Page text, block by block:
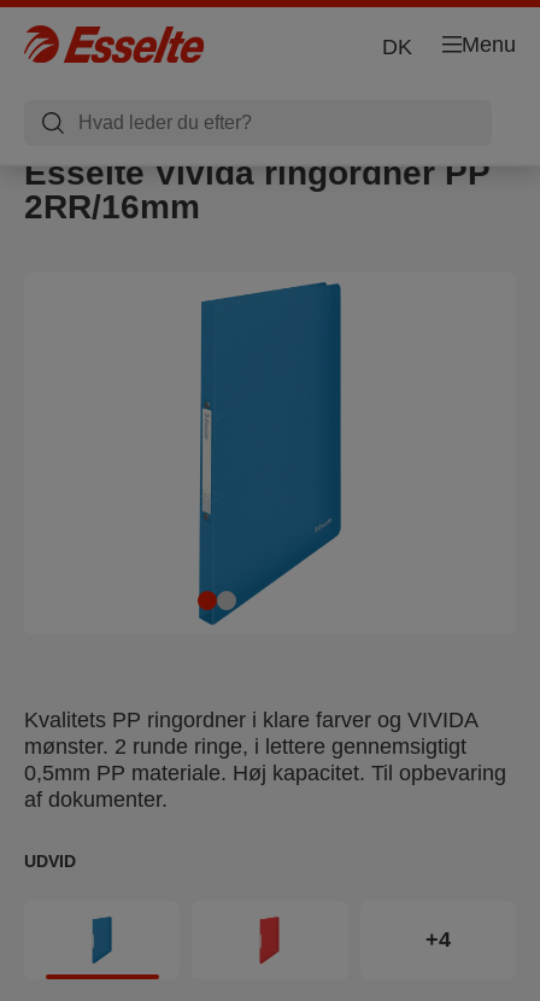
Menu
DK
Esselte Vivida ringordner PP
2RR/16mm
Kvalitets PP ringordner i klare farver og VIVIDA
mønster. 2 runde ringe, i lettere gennemsigtigt
0,5mm PP materiale. Høj kapacitet. Til opbevaring
af dokumenter.
UDVID
+4